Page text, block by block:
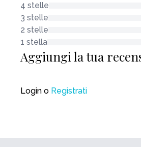
4 stelle
3 stelle
2 stelle
1 stella
Aggiungi la tua
Login o Registrati